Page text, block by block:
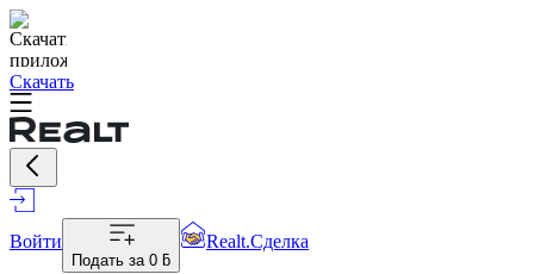
Скачать
Войти
Подать за 0 ƃ
Realt.Сделка